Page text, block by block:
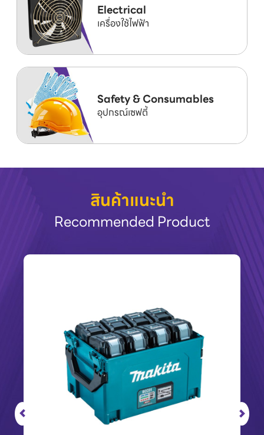
Electrical
เครื่องใช้ไฟฟ้า
Safety & Consumables
อุปกรณ์เซฟตี้
สินค้าแนะนำ
Recommended Product